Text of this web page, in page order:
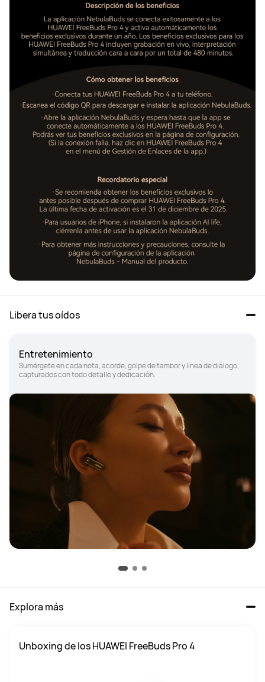
Libera tus oídos
Entretenimiento
Sumérgete en cada nota, acorde, golpe de tambor y línea de diálogo,
Explora más
Unboxing de los HUAWEI FreeBuds Pro 4